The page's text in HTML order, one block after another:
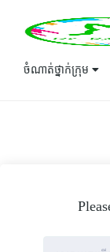
ចំណាត់ថ្នាក់ក្រុម